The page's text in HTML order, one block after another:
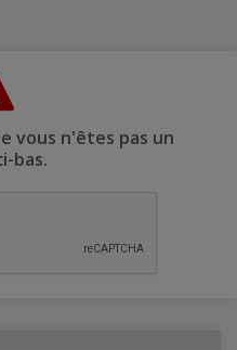
vous n'êtes pas un
bas.